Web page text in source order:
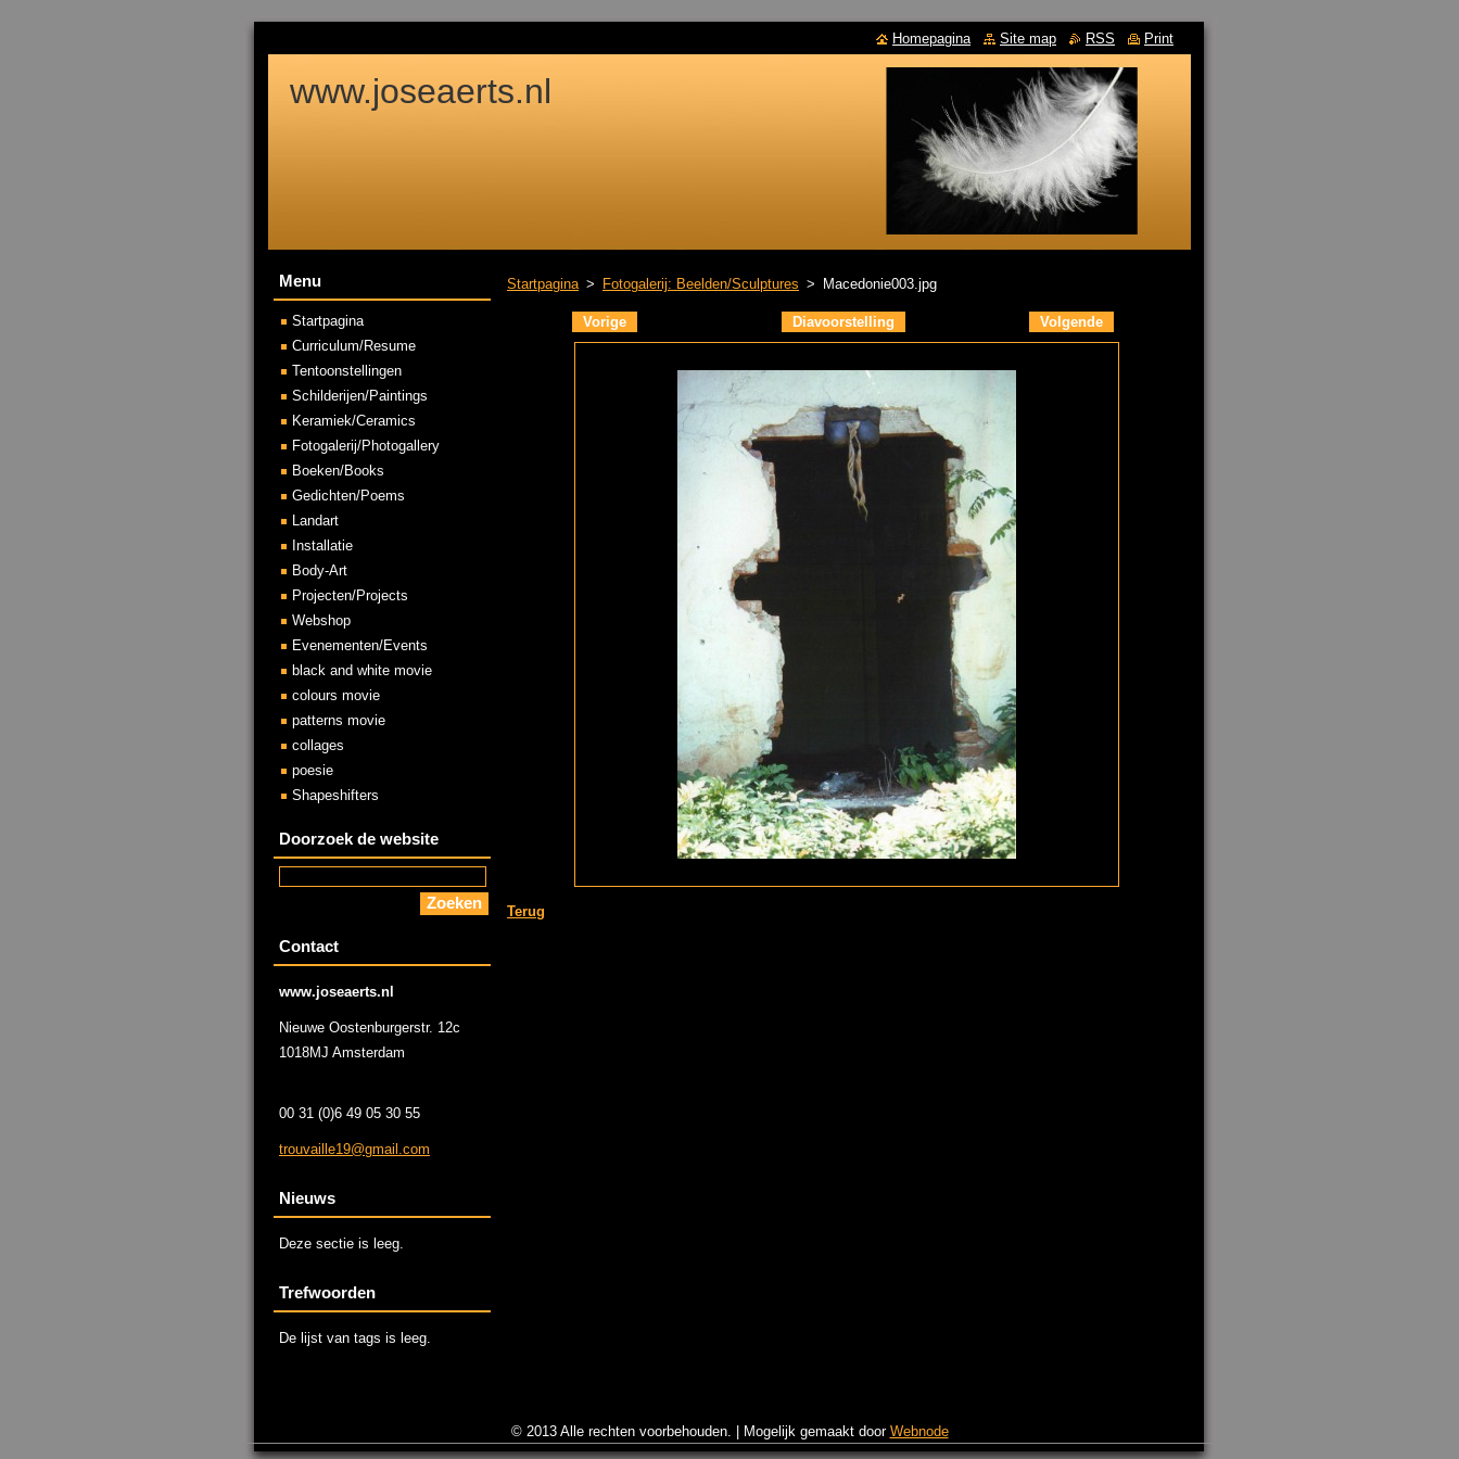
www.joseaerts.nl
Startpagina > Fotogalerij: Beelden/Sculptures > Macedonie003.jpg
Vorige Diavoorstelling Volgende
Terug
Menu
Startpagina
Curriculum/Resume
Tentoonstellingen
Schilderijen/Paintings
Keramiek/Ceramics
Fotogalerij/Photogallery
Boeken/Books
Gedichten/Poems
Landart
Installatie
Body-Art
Projecten/Projects
Webshop
Evenementen/Events
black and white movie
colours movie
patterns movie
collages
poesie
Shapeshifters
Doorzoek de website
Contact
www.joseaerts.nl
Nieuwe Oostenburgerstr. 12c
1018MJ Amsterdam
00 31 (0)6 49 05 30 55
trouvail le19@gmail.com
Nieuws
Deze sectie is leeg.
Trefwoorden
De lijst van tags is leeg.
Homepagina Site map RSS Print
© 2013 Alle rechten voorbehouden. Mogelijk gemaakt door Webnode